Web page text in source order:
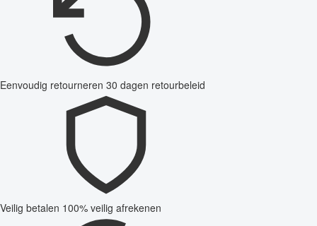
Eenvoudig retourneren 30 dagen retourbeleid
Veilig betalen 100% veilig afrekenen